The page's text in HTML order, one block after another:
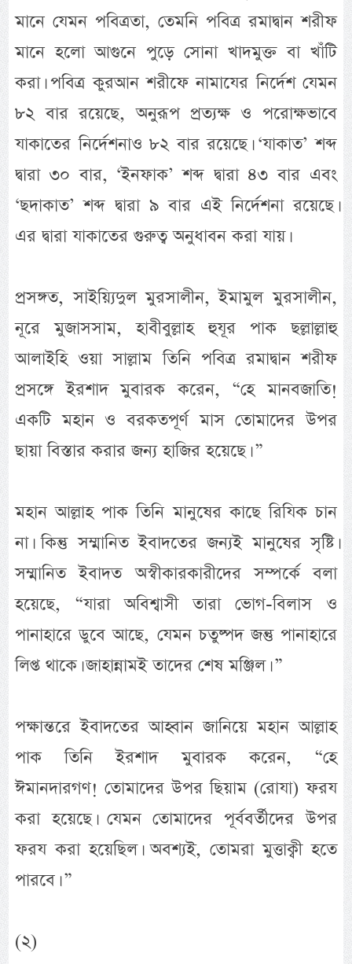
মানে যেমন পবিত্রতা, তেমনি পবিত্র রমাদ্বান শরীফ
মানে হলো আগুনে পুড়ে সোনা খাদমুক্ত বা খাঁটি
করা। পবিত্র কুরআন শরীফে নামাযের নির্দেশ যেমন
৮২ বার রয়েছে, অনুরূপ প্রত্যক্ষ ও পরোক্ষভাবে
যাকাতের নির্দেশনাও ৮২ বার রয়েছে। ‘যাকাত’ শব্দ
দ্বারা ৩০ বার, ‘ইনফাক’ শব্দ দ্বারা ৪৩ বার এবং
‘ছদাকাত’ শব্দ দ্বারা ৯ বার এই নির্দেশনা রয়েছে।
এর দ্বারা যাকাতের গুরুত্ব অনুধাবন করা যায়।
প্রসঙ্গত, সাইয়্যিদুল মুরসালীন, ইমামুল মুরসালীন,
নূরে মুজাসসাম, হাবীবুল্লাহ হুযূর পাক ছল্লাল্লাহু
আলাইহি ওয়া সাল্লাম তিনি পবিত্র রমাদ্বান শরীফ
প্রসঙ্গে ইরশাদ মুবারক করেন, “হে মানবজাতি!
একটি মহান ও বরকতপূর্ণ মাস তোমাদের উপর
ছায়া বিস্তার করার জন্য হাজির হয়েছে। ”
মহান আল্লাহ পাক তিনি মানুষের কাছে রিযিক চান
না। কিন্তু সম্মানিত ইবাদতের জন্যই মানুষের সৃষ্টি।
সম্মানিত ইবাদত অস্বীকারকারীদের সম্পর্কে বলা
হয়েছে, “যারা অবিশ্বাসী তারা ভোগ-বিলাস ও
পানাহারে ডুবে আছে, যেমন চতুষ্পদ জন্তু পানাহারে
লিপ্ত থাকে। জাহান্নামই তাদের শেষ মঞ্জিল। ”
পক্ষান্তরে ইবাদতের আহ্বান জানিয়ে মহান আল্লাহ
পাক তিনি ইরশাদ মুবারক করেন, “হে
ঈমানদারগণ! তোমাদের উপর ছিয়াম (রোযা) ফরয
করা হয়েছে। যেমন তোমাদের পূর্ববর্তীদের উপর
ফরয করা হয়েছিল। অবশ্যই, তোমরা মুত্তাক্বী হতে
পারবে। ”
(২)